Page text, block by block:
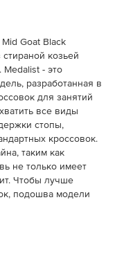
Goat Black
козьей
- это
разработанная в
для занятий
все виды
стопы,
кроссовок.
таким как
не только имеет
Чтобы лучше
подошва модели